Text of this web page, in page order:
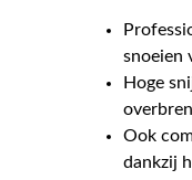
snoeien
Hoge
Ook
dankzij